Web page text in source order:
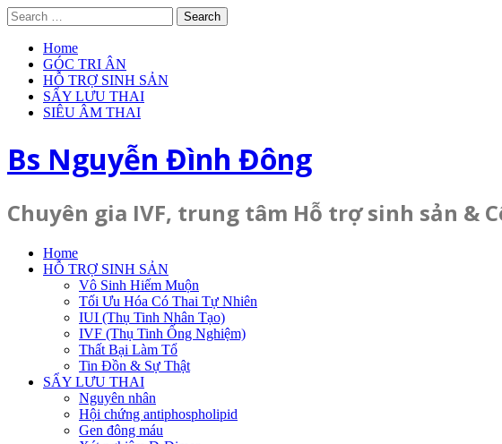
Skip
to
content
Search
for:
Home
GÓC TRI ÂN
HỖ TRỢ SINH SẢN
SẨY LƯU THAI
SIÊU ÂM THAI
Bs Nguyễn Đình Đông
Chuyên gia IVF, trung tâm Hỗ trợ sinh sản &
Home
HỖ TRỢ SINH SẢN
Vô Sinh Hiếm Muộn
Tối Ưu Hóa Có Thai Tự Nhiên
IUI (Thụ Tinh Nhân Tạo)
IVF (Thụ Tinh Ống Nghiệm)
Thất Bại Làm Tổ
Tin Đồn & Sự Thật
SẨY LƯU THAI
Nguyên nhân
Hội chứng antiphospholipid
Gen đông máu